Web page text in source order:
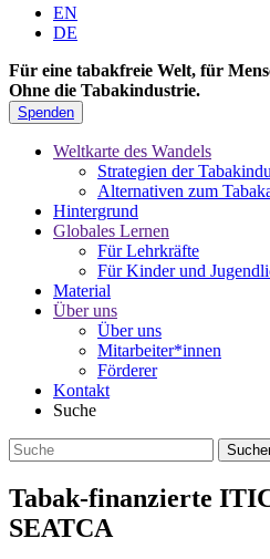
EN
DE
Für eine tabakfreie Welt, für
Ohne die Tabakindustrie.
Spenden
Weltkarte des Wandels
Strategien der
Alternativen zum
Hintergrund
Globales Lernen
Für Lehrkräfte
Für Kinder und
Material
Über uns
Über uns
Mitarbeiter*innen
Förderer
Kontakt
Suche
Tabak-finanzierte
SEATCA